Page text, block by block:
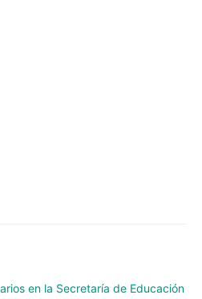
en la Secretaría de Educación